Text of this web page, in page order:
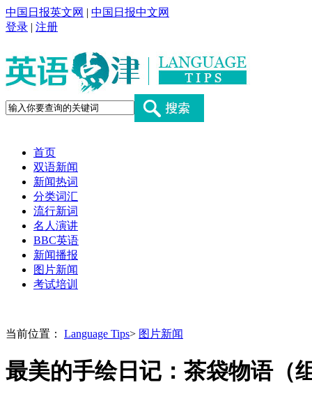
中国日报英文网 | 中国日报中文网
登录 | 注册
首页
双语新闻
新闻热词
分类词汇
流行新词
名人演讲
BBC英语
新闻播报
图片新闻
考试培训
当前位置： Language Tips> 图片新闻
最美的手绘日记：茶袋物语（